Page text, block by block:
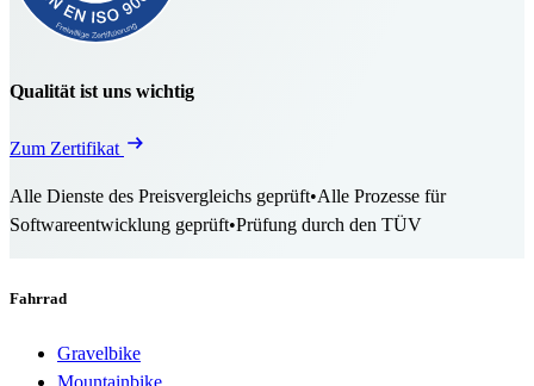
Qualität ist uns wichtig
Zum Zertifikat
Alle Dienste des Preisvergleichs geprüft•Alle Prozesse für
Softwareentwicklung geprüft•Prüfung durch den TÜV
Fahrrad
Gravelbike
Mountainbike